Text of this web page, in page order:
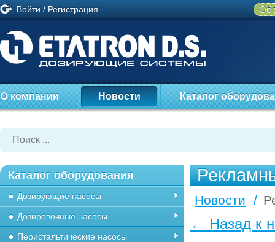
Войти / Регистрация
О компании Новости Каталог
Новости /
← Назад к
Каталог оборудования
Дозирующие насосы
Дозировочные насосы
Перистальтические насосы